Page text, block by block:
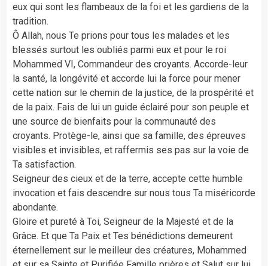
eux qui sont les flambeaux de la foi et les gardiens de la
tradition.
Ô Allah, nous Te prions pour tous les malades et les
blessés surtout les oubliés parmi eux et pour le roi
Mohammed VI, Commandeur des croyants. Accorde-leur
la santé, la longévité et accorde lui la force pour mener
cette nation sur le chemin de la justice, de la prospérité et
de la paix. Fais de lui un guide éclairé pour son peuple et
une source de bienfaits pour la communauté des
croyants. Protège-le, ainsi que sa famille, des épreuves
visibles et invisibles, et raffermis ses pas sur la voie de
Ta satisfaction.
Seigneur des cieux et de la terre, accepte cette humble
invocation et fais descendre sur nous tous Ta miséricorde
abondante.
Gloire et pureté à Toi, Seigneur de la Majesté et de la
Grâce. Et que Ta Paix et Tes bénédictions demeurent
éternellement sur le meilleur des créatures, Mohammed